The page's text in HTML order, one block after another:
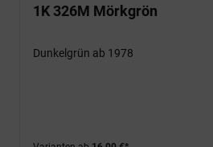
1K 326M Mörkgrön
Dunkelgrün ab 1978